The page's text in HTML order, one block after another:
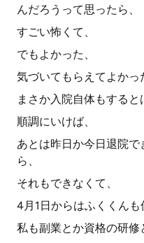
んだろうって思ったら、
すごい怖くて、
でもよかった、
気づいてもらえてよかっ
まさか入院自体もすると
順調にいけば、
あとは昨日か今日退院
ら、
それもできなくて、
4月1日からはふくくんも
私も副業とか資格の研修